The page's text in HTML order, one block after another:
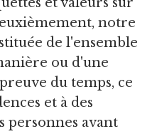
notre
de l'ensemble
ou d'une
du temps, ce
et à des
personnes avant